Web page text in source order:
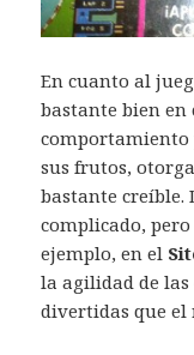
En cuanto al
bastante bien
comportamiento
sus frutos,
bastante
complicado,
ejemplo, en el
la agilidad de
divertidas que